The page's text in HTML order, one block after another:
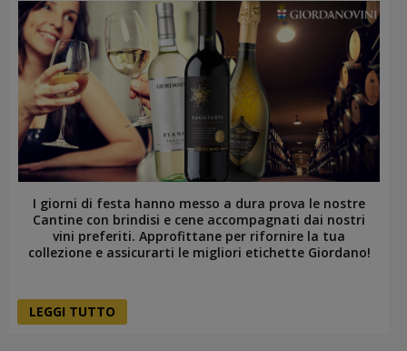
I giorni di festa hanno messo a dura prova le nostre
Cantine con brindisi e cene accompagnati dai nostri
vini preferiti. Approfittane per rifornire la tua
collezione e assicurarti le migliori etichette Giordano!
LEGGI TUTTO